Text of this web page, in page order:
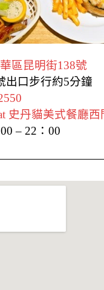
區昆明街138號
出口步行約5分鐘
史丹貓美式餐廳
– 22：00